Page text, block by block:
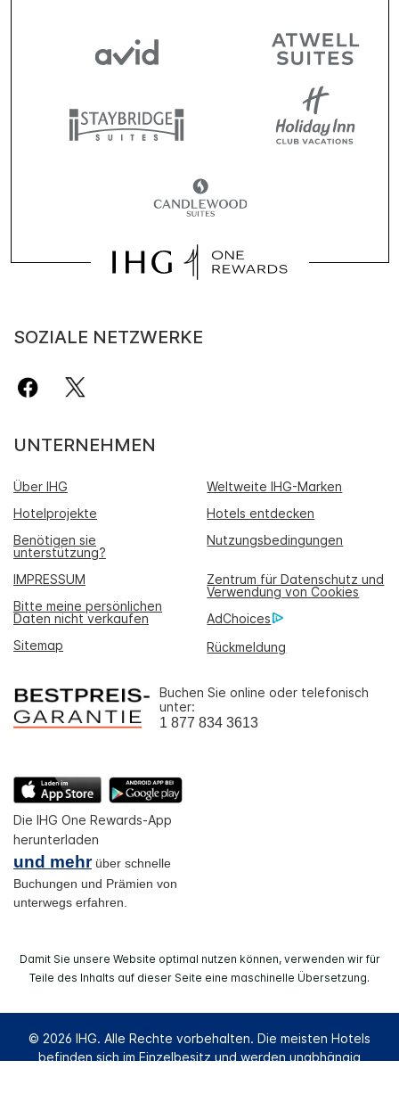
SOZIALE NETZWERKE
UNTERNEHMEN
Über IHG
Weltweite IHG-Marken
Hotelprojekte
Hotels entdecken
Benötigen sie
unterstützung?
Nutzungsbedingungen
IMPRESSUM
Zentrum für Datenschutz und
Verwendung von Cookies
Bitte meine persönlichen
Daten nicht verkaufen
AdChoices
Sitemap
Rückmeldung
Buchen Sie online oder telefonisch
unter:
1 877 834 3613
Die IHG One Rewards-App
herunterladen
und mehrüber schnelle
Buchungen und Prämien von
unterwegs erfahren.
Damit Sie unsere Website optimal nutzen können, verwenden wir für
Teile des Inhalts auf dieser Seite eine maschinelle Übersetzung.
© 2026 IHG. Alle Rechte vorbehalten. Die meisten Hotels
befinden sich im Einzelbesitz und werden unabhängig